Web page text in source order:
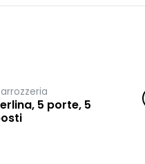
5 porte, 5